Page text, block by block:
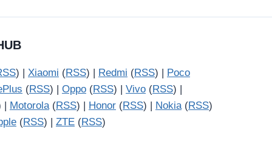
) | Xiaomi (RSS) | Redmi (RSS) | Poco
(RSS) | Oppo (RSS) | Vivo (RSS) |
| Motorola(RSS) | Honor (RSS) | Nokia(RSS)
(RSS) | ZTE (RSS)